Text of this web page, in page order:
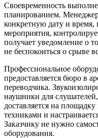
Своевременность
планированием.
конкретную дату и время,
мероприятия,
получает уведомление о
не беспокоиться о срыве
Профессиональное
предоставляется бюро в
переводчика.
наушники для
доставляется на
техниками и
Заказчику не нужно
оборудования.